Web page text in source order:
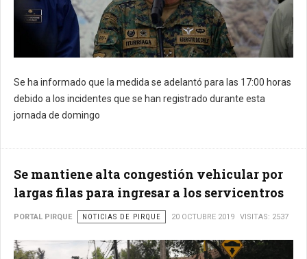
Se ha informado que la medida se adelantó para las 17:00 horas
debido a los incidentes que se han registrado durante esta
jornada de domingo
Se mantiene alta congestión vehicular por
largas filas para ingresar a los servicentros
PORTAL PIRQUE NOTICIAS DE PIRQUE 20 OCTUBRE 2019 VISITAS: 2537